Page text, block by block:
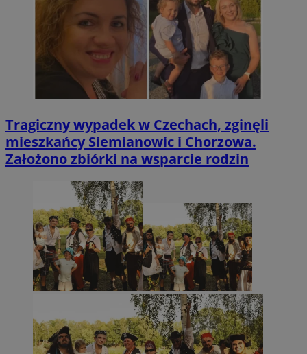
Tragiczny wypadek w Czechach, zginęli
mieszkańcy Siemianowic i Chorzowa.
Założono zbiórki na wsparcie rodzin